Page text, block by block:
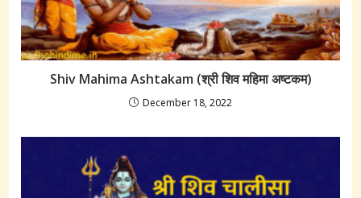
Shiv Mahima Ashtakam (श्री शिव महिमा अष्टकम)
December 18, 2022